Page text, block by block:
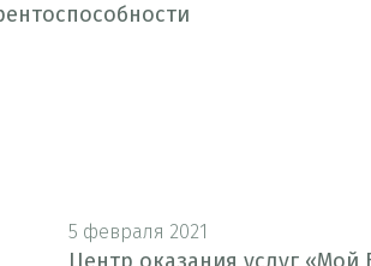
5 февраля 2021